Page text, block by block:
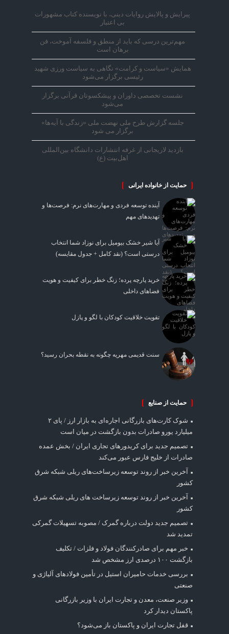
پیرایش و پالایش روایات دینی، با نویسنده کتاب مشهورات
بی اعتبار
مهم‌ترین درسی که باید از منطق و فلسفه آموخت، فن
برهان است
همایش «سیاست و کرامت» نگاهی به سیاست ورزی شهید
رئیسی برگزار می‌شود
نشست تخصصی داوران و پیشکسوتان قرآنی برگزار
می‌شود
جلسه گزارش طرح ملی نهضت ملی «زندگی با آیه‌ها»
برگزار می شود
بازدید لاریجانی از غرفه انتشارات دانشگاه بین‌المللی
اهل‌بیت (ع)
حمایت از خانواده ایرانی
آینده توسعه فردی و مهارت‌های نرم: فرصت‌ها و
تهدیدهای مهم
آیا شیر خشک بیومیل برای نوزاد شما انتخاب
درستی است؟ (نقد کامل + جدول مقایسه)
خرید پارچه پرده؛ زنگ خطر برای کیفیت و هویت
فضاهای داخلی
تقویت خلاقیت کودکان با لگو و پازل
سنت قدیمی مهریه چگونه به نقطه بحران رسید؟
حمایت از صنایع
شوک کارت‌های بازرگانی اجاره‌ای به بازار ارز / پای ۲
میلیارد یورو صادرات بدون بازگشت در میان است
تصمیم جدید برای کریدورهای تجاری ایران / بخش عمده
صادرات از خلیج فارس عبور می‌کند
آخرین خبر از روند توسعه زیرساخت‌های ریلی شبکه شرق
کشور
آخرین خبر از روند توسعه زیرساخت های ریلی شبکه شرق
کشور
تصمیم جدید دولت درباره گمرک / مصوبه تسهیلات گمرکی
تمدید شد
خبر مهم برای صادرکنندگان فولاد و فلزات / تکلیف
بازگشت ۱۰۰ درصدی ارز مشخص شد
بررسی خدمات حامیران استیل در تأمین فولادهای آلیاژی و
صنعتی
وزیر صنعت، معدن و تجارت ایران با وزیر بازرگانی
پاکستان دیدار کرد
قفل تجارت ایران و پاکستان باز می‌شود؟